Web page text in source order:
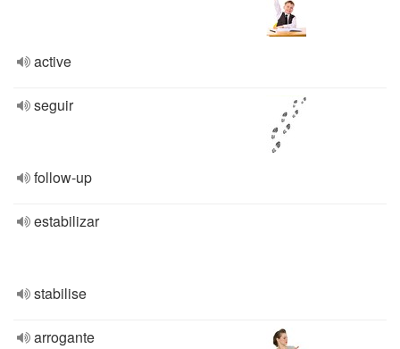
active
seguir
follow-up
estabilizar
stabilise
arrogante